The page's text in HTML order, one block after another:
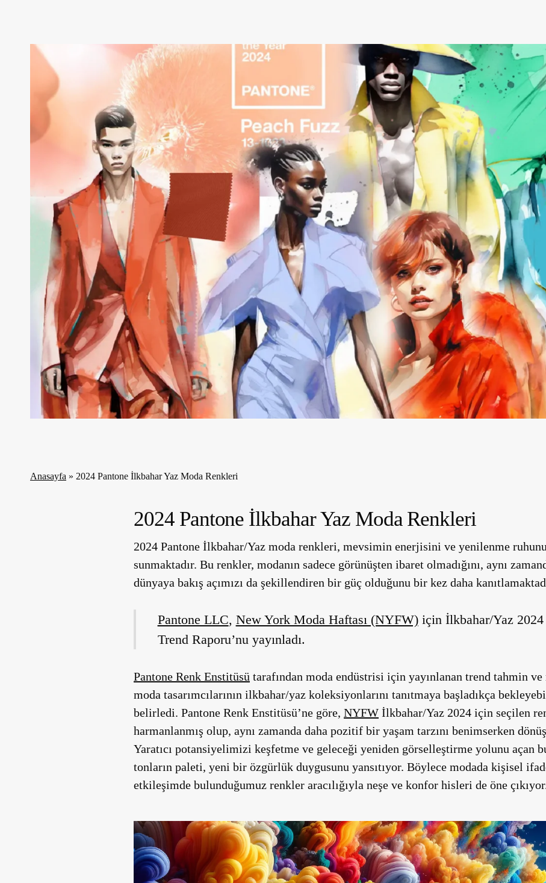
Anasayfa » 2024 Pantone İlkbahar Yaz Moda Renkleri
2024 Pantone İlkbahar Yaz Moda Renkleri
2024 Pantone İlkbahar/Yaz moda renkleri, mevsimin enerjisini ve yenilenme
sunmaktadır. Bu renkler, modanın sadece görünüşten ibaret olmadığını, aynı
dünyaya bakış açımızı da şekillendiren bir güç olduğunu bir kez daha
Pantone LLC, New York Moda Haftası (NYFW)için İlkbahar/Yaz
Trend Raporu’nu yayınladı.
Pantone Renk Enstitüsü tarafından moda endüstrisi için yayınlanan trend tahmin ve
moda tasarımcılarının ilkbahar/yaz koleksiyonlarını tanıtmaya başladıkça
belirledi. Pantone Renk Enstitüsü’ne göre, NYFW İlkbahar/Yaz 2024 için seçilen
harmanlanmış olup, aynı zamanda daha pozitif bir yaşam tarzını benimserken
Yaratıcı potansiyelimizi keşfetme ve geleceği yeniden görselleştirme yolunu açan bu
tonların paleti, yeni bir özgürlük duygusunu yansıtıyor. Böylece modada kişisel
etkileşimde bulunduğumuz renkler aracılığıyla neşe ve konfor hisleri de öne